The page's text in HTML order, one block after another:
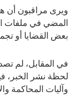
ويرى مراقبون أن
المضي في ملفات
بعض القضايا أو
في المقابل، لم
لحظة نشر الخبر،
وآليات المحاكمة